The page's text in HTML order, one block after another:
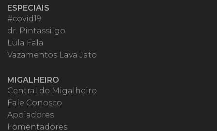
ESPECIAIS
#covid19
dr. Pintassilgo
Lula Fala
Vazamentos Lava Jato
MIGALHEIRO
Central do Migalheiro
Fale Conosco
Apoiadores
Fomentadores